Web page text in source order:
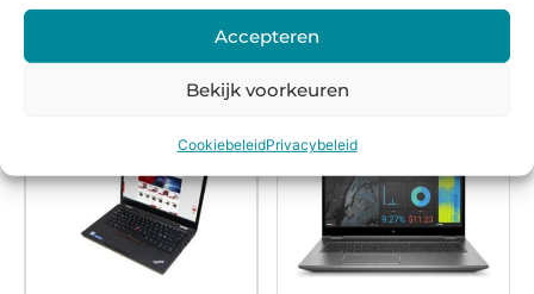
Accepteren
Bekijk voorkeuren
CookiebeleidPrivacybeleid
Alternatieven